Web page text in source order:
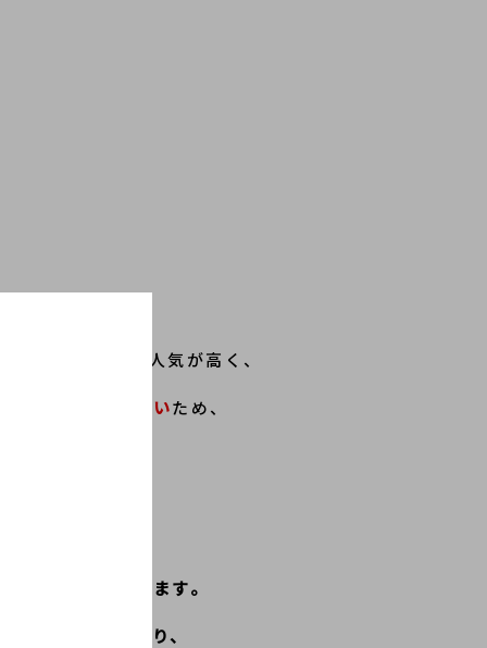
様方から非常に人気が高く、
お求めの方も多いため、
を展開しております。
用いただいており、